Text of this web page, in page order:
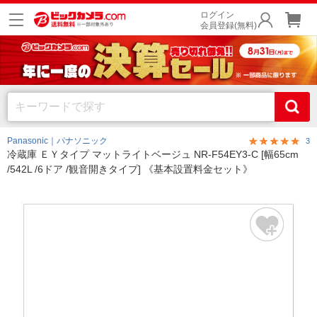
ログイン
会員登録(無料)
Panasonic｜パナソニック 3
冷蔵庫 ＥＹタイプ マットライトベージュ NR-F54EY3-C [幅65cm
/542L /6ドア /観音開きタイプ] 《基本設置料金セット》